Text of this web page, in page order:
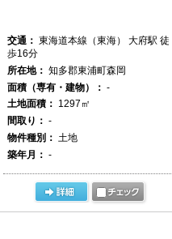
交通： 東海道本線（東海） 大府駅 徒
歩16分
所在地： 知多郡東浦町森岡
面積（専有・建物）： -
土地面積： 1297㎡
間取り： -
物件種別： 土地
築年月： -